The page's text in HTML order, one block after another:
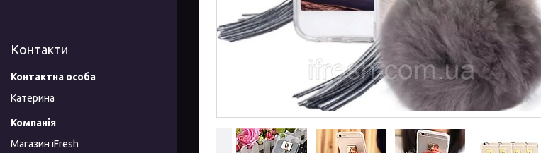
Контакти
Катерина
Магазин iFresh